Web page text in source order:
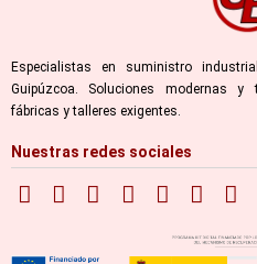
Especialistas en suministro
Guipúzcoa. Soluciones modernas y
fábricas y talleres exigentes.
Nuestras redes sociales